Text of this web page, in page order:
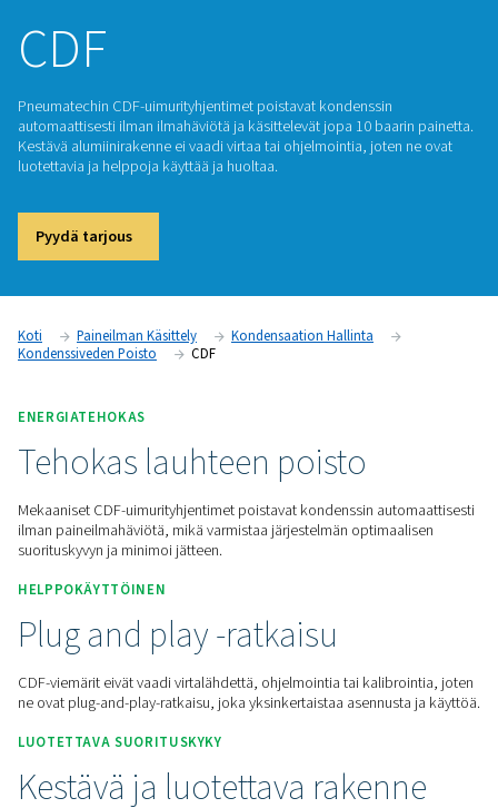
KONDENSSIVEDEN POISTO
CDF
Pneumatechin CDF-uimurityhjentimet poistavat kondenssin
Kestävä alumiinirakenne ei vaadi virtaa tai ohjelmointia,
luotettavia ja helppoja käyttää ja huoltaa.
Pyydä tarjous
Paineilman Käsittely
Kondenssiveden Poisto
ENERGIATEHOKAS
Tehokas lauhteen poisto
Mekaaniset CDF-uimurityhjentimet poistavat kondenssin